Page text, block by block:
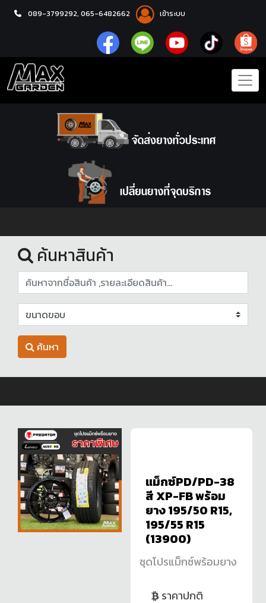
089-3799292, 065-6482662 เข้าระบบ
หน้าแรก
ค้นหาสินค้า
ค้นหา
แม็กซ์PD/PD-38
สี XP-FB พร้อม
ยาง 195/50 R15,
195/55 R15
(13900)
ชุดโปรแม็กซ์พร้อมยาง
ราคาปกติ